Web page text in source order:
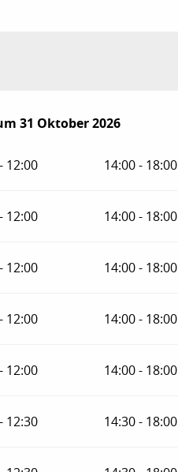
31 Oktober 2026
31 Oktober 2026
12:00 14:00 - 18:00
12:00 14:00 - 18:00
12:00 14:00 - 18:00
12:00 14:00 - 18:00
12:00 14:00 - 18:00
12:30 14:30 - 18:00